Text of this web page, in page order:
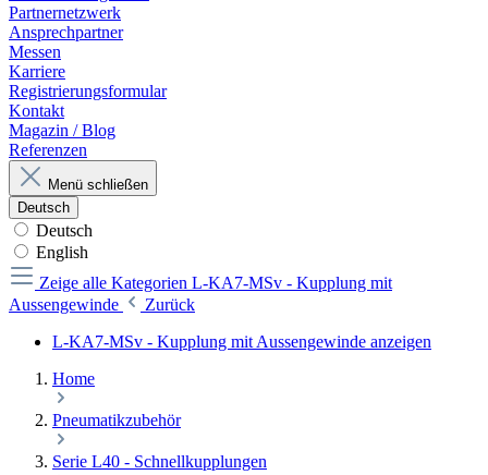
Partnernetzwerk
Ansprechpartner
Messen
Karriere
Registrierungsformular
Kontakt
Magazin / Blog
Referenzen
Menü schließen
Deutsch
Deutsch
English
Zeige alle Kategorien L-KA7-MSv - Kupplung mit
Aussengewinde
Zurück
L-KA7-MSv - Kupplung mit Aussengewinde anzeigen
Home
Pneumatikzubehör
Serie L40 - Schnellkupplungen